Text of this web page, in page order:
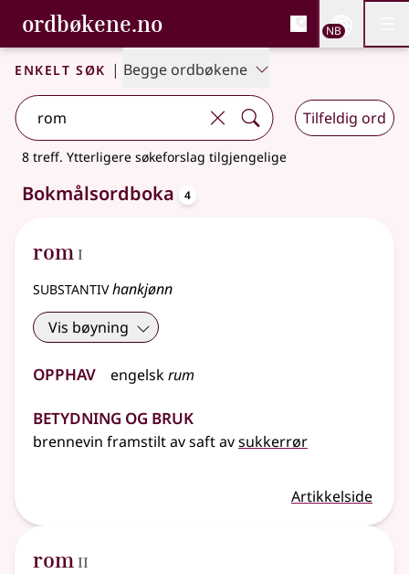
Gå til hovedinnhold
Tilgjengelighet
ordbøkene.no, Bokmålsordboka og
Bokmålsordboka og Nynorskordboka
NB
Enkelt søk | Begge ordbøkene
Tilfeldig ord
8 treff. Ytterligere søkeforslag tilgjengelige
Bokmålsordboka 4
rom 1
I
substantivhankjønn
Vis bøyning
Opphav engelskrum
Betydning og bruk
brennevin framstilt av saft avsukkerrør
Artikkelside
rom 2
II